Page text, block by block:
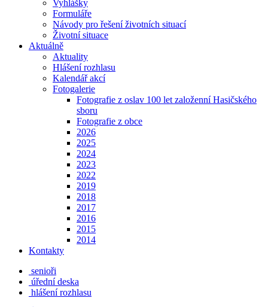
Vyhlášky
Formuláře
Návody pro řešení životních situací
Životní situace
Aktuálně
Aktuality
Hlášení rozhlasu
Kalendář akcí
Fotogalerie
Fotografie z oslav 100 let založenní Hasičského
sboru
Fotografie z obce
2026
2025
2024
2023
2022
2019
2018
2017
2016
2015
2014
Kontakty
senioři
úřední deska
hlášení rozhlasu